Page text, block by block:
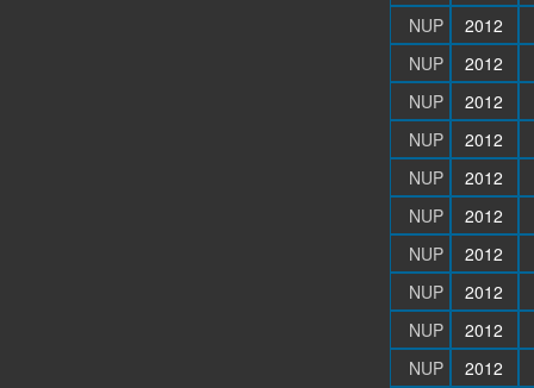
NUP
2012
NUP
2012
NUP
2012
NUP
2012
NUP
2012
NUP
2012
NUP
2012
NUP
2012
NUP
2012
NUP
2012